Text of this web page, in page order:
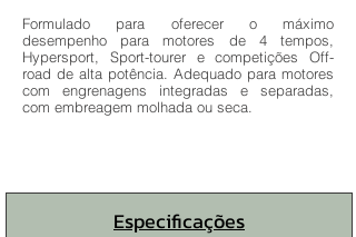
Formulado para oferecer o máximo
desempenho para motores de 4 tempos,
Hypersport, Sport-tourer e competições Off-
road de alta potência. Adequado para motores
com engrenagens integradas e separadas,
com embreagem molhada ou seca.
Especificações